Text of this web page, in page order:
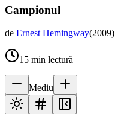
Campionul
de Ernest Hemingway(2009)
15 min lectură
Mediu